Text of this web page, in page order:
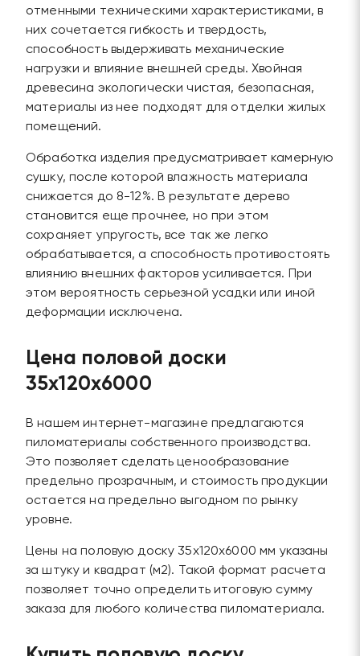
отменными техническими характеристиками, в
них сочетается гибкость и твердость,
способность выдерживать механические
нагрузки и влияние внешней среды. Хвойная
древесина экологически чистая, безопасная,
материалы из нее подходят для отделки жилых
помещений.
Обработка изделия предусматривает камерную
сушку, после которой влажность материала
снижается до 8-12%. В результате дерево
становится еще прочнее, но при этом
сохраняет упругость, все так же легко
обрабатывается, а способность противостоять
влиянию внешних факторов усиливается. При
этом вероятность серьезной усадки или иной
деформации исключена.
Цена половой доски
35х120х6000
В нашем интернет-магазине предлагаются
пиломатериалы собственного производства.
Это позволяет сделать ценообразование
предельно прозрачным, и стоимость продукции
остается на предельно выгодном по рынку
уровне.
Цены на половую доску 35х120х6000 мм указаны
за штуку и квадрат (м2). Такой формат расчета
позволяет точно определить итоговую сумму
заказа для любого количества пиломатериала.